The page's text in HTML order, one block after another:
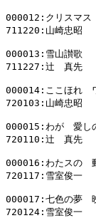
000012:クリスマス
711220:山崎忠
000013:雪山讃歌
711227:辻　真
000014:ここほれ　
720103:山崎忠
000015:わが　愛し
720110:辻　真
000016:わたスの　
720117:雪室俊
000017:七色の夢　
720124:雪室俊